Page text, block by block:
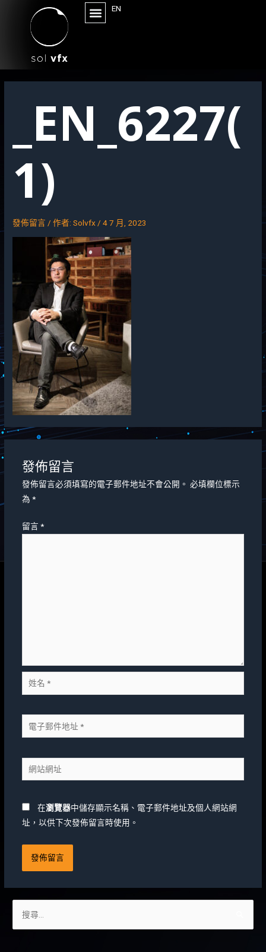
EN
_EN_6227(
1)
發佈留言 / 作者:Solvfx /4 7 月, 2023
發佈留言
發佈留言必須填寫的電子郵件地址不會公開。 必填欄位標示
為 *
留言 *
在瀏覽器中儲存顯示名稱、電子郵件地址及個人網站網
址，以供下次發佈留言時使用。